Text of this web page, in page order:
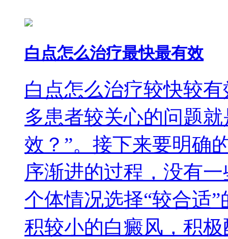
白点怎么治疗最快最有效
白点怎么治疗较快较
多患者较关心的问题
效？”。接下来要明确
序渐进的过程，没有
个体情况选择“较合适
积较小的白癜风，积